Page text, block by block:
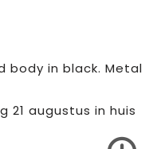
body in black. Metal
21 augustus in huis